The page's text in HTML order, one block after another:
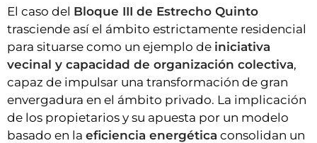
El caso del Bloque III de Estrecho Quinto
trasciende así el ámbito estrictamente residencial
para situarse como un ejemplo de iniciativa
vecinal y capacidad de organización colectiva,
capaz de impulsar una transformación de gran
envergadura en el ámbito privado. La implicación
de los propietarios y su apuesta por un modelo
basado en la eficiencia energética consolidan un